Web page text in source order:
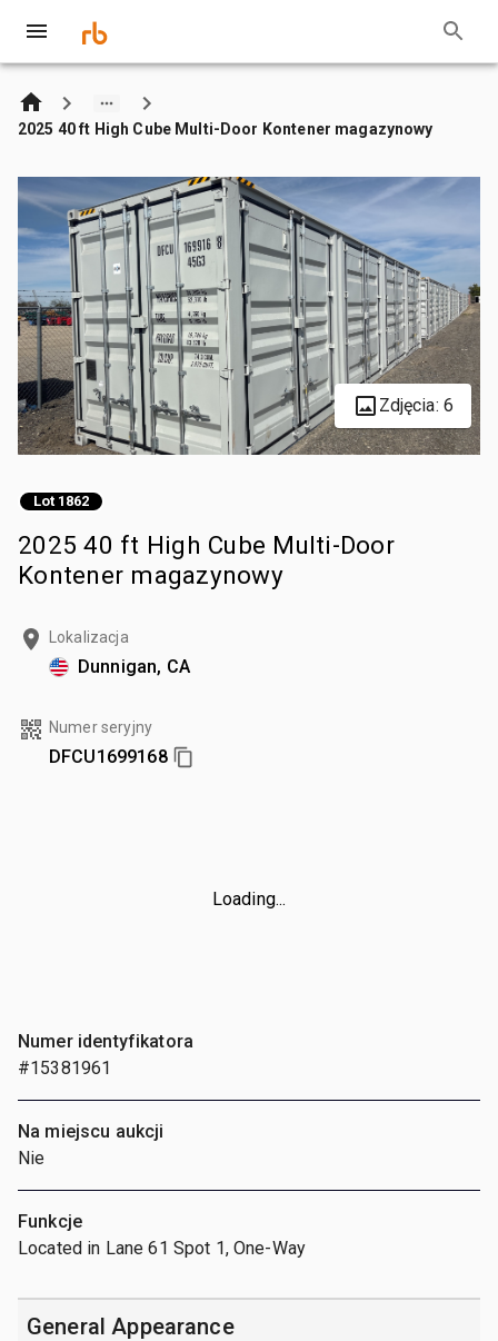
2025 40 ft High Cube Multi-Door Kontener magazynowy
Zdjęcia: 6
Lot 1862
2025 40 ft High Cube Multi-Door
Kontener magazynowy
Lokalizacja
Dunnigan, CA
Numer seryjny
DFCU1699168
Loading...
Numer identyfikatora
#15381961
Na miejscu aukcji
Nie
Funkcje
Located in Lane 61 Spot 1, One-Way
General Appearance